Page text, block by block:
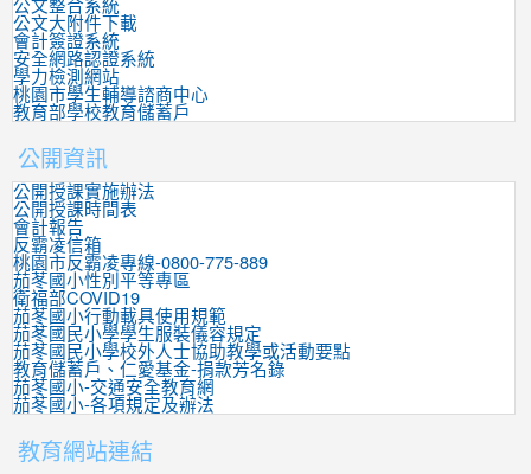
公文整合系統
公文大附件下載
會計簽證系統
安全網路認證系統
學力檢測網站
桃園市學生輔導諮商中心
教育部學校教育儲蓄戶
公開資訊
公開授課實施辦法
公開授課時間表
會計報告
反霸凌信箱
桃園市反霸凌專線-0800-775-889
茄苳國小性別平等專區
衛福部COVID19
茄苳國小行動載具使用規範
茄苳國民小學學生服裝儀容規定
茄苳國民小學校外人士協助教學或活動要點
教育儲蓄戶、仁愛基金-捐款芳名錄
茄苳國小-交通安全教育網
茄苳國小-各項規定及辦法
教育網站連結